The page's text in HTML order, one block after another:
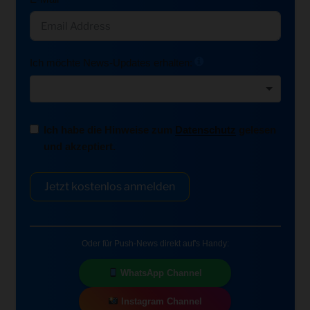
Ich möchte News-Updates erhalten:
Ich habe die Hinweise zum Datenschutz
und akzeptiert.
Jetzt kostenlos anmelden
Oder für Push-News direkt auf's Handy:
WhatsApp Channel
Instagram Channel